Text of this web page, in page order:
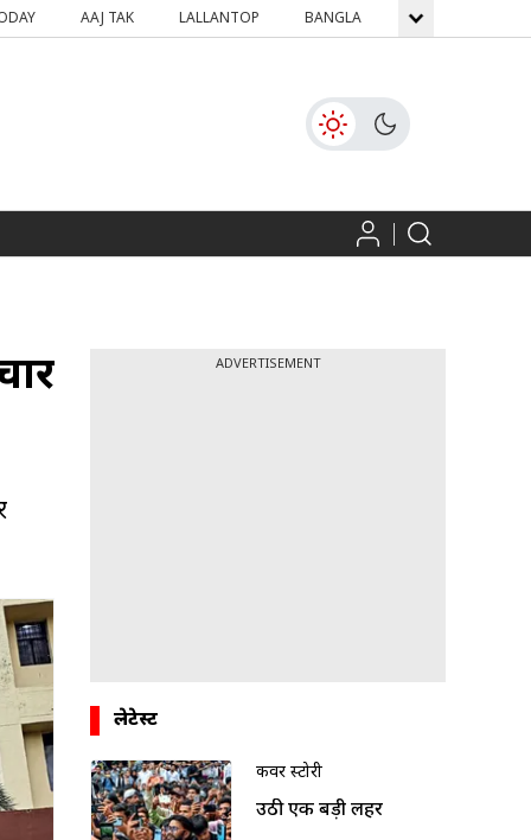
AAJ TAK LALLANTOP BANGLA GNTTV
ADVERTISEMENT
लेटेस्ट
कवर स्टोरी
उठी एक बड़ी लहर